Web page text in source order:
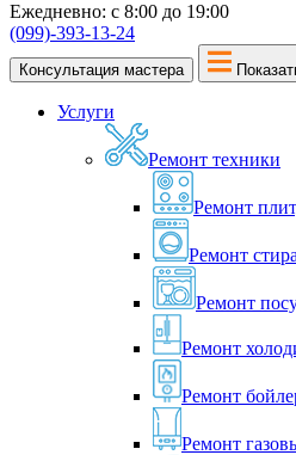
Ежедневно: с 8:00 до 19:00
(099)-393-13-24
Консультация мастера
Услуги
Ремонт техники
Ремонт
Ремонт
Ремонт
Ремонт
Ремонт
Ремонт